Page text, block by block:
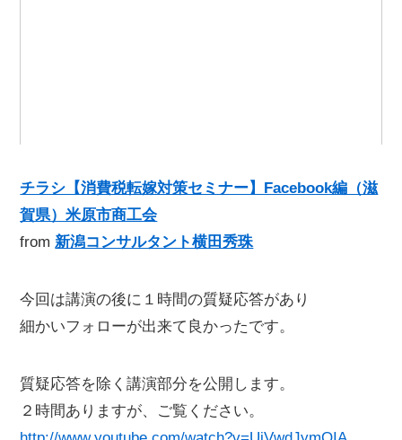
チラシ【消費税転嫁対策セミナー】Facebook編（滋
賀県）米原市商工会
from新潟コンサルタント横田秀珠
今回は講演の後に１時間の質疑応答があり
細かいフォローが出来て良かったです。
質疑応答を除く講演部分を公開します。
２時間ありますが、ご覧ください。